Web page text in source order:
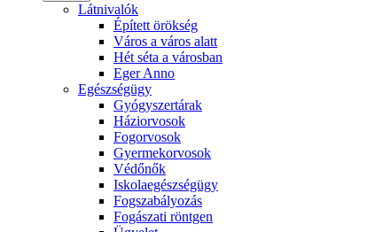
Látnivalók
Épített örökség
Város a város alatt
Hét séta a városban
Eger Anno
Egészségügy
Gyógyszertárak
Háziorvosok
Fogorvosok
Gyermekorvosok
Védőnők
Iskolaegészségügy
Fogszabályozás
Fogászati röntgen